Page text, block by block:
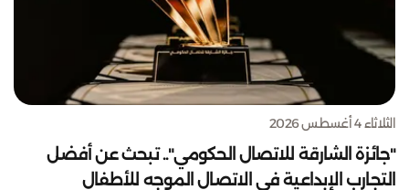
الثلاثاء 4 أغسطس 2026
"جائزة الشارقة للاتصال الحكومي".. تبحث عن أفضل
التجارب الإبداعية في الاتصال الموجه للأطفال